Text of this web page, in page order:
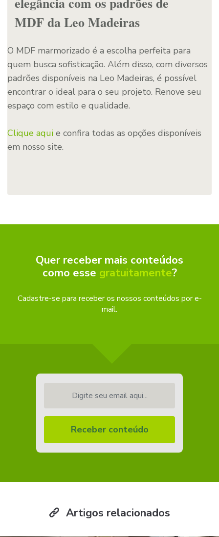
MDF da Leo Madeiras
O MDF marmorizado é a escolha perfeita para
quem busca sofisticação. Além disso, com diversos
padrões disponíveis na Leo Madeiras, é possível
encontrar o ideal para o seu projeto. Renove seu
espaço com estilo e qualidade.
Clique aqui e confira todas as opções disponíveis
em nosso site.
Quer receber mais conteúdos
como esse gratuitamente?
Cadastre-se para receber os nossos conteúdos por e-
mail.
Receber conteúdo
Artigos relacionados